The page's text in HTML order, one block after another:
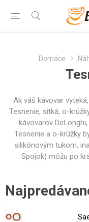
Domáce
Ak váš kávovar
Tesnenie, sitká, o-
kávovarov
Tesnenie a o-krúžky
silikónovým tukom,
Spojok) môžu po